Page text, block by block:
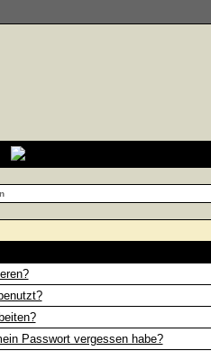
Passwort vergessen habe?